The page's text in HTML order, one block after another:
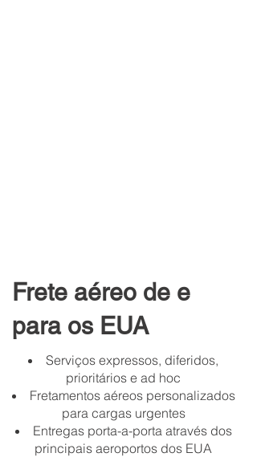
Frete aéreo de e
para os EUA
Serviços expressos, diferidos,
prioritários e ad hoc
Fretamentos aéreos personalizados
para cargas urgentes
Entregas porta-a-porta através dos
principais aeroportos dos EUA